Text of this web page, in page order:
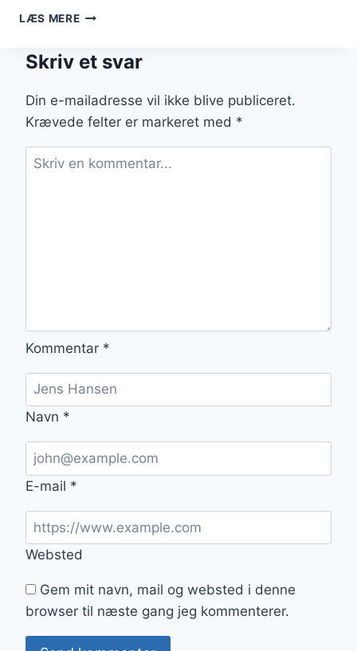
LÆS MERECHIAGRØD
OG
Skriv et svar
Din e-mailadresse vil ikke blive publiceret.
Krævede felter er markeret med *
Kommentar *
Navn *
E-mail *
Websted
Gem mit navn, mail og websted i denne
browser til næste gang jeg kommenterer.